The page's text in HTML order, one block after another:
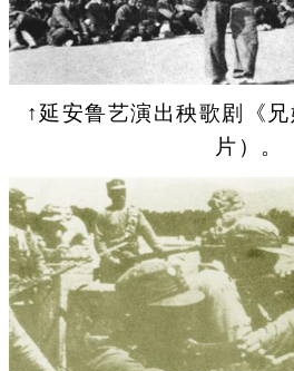
↑延安鲁艺演出秧歌剧《
片）。